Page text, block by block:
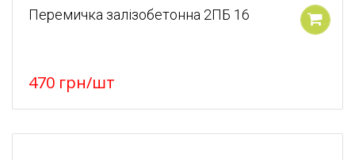
Перемичка залізобетонна 2ПБ 16
470 грн/шт